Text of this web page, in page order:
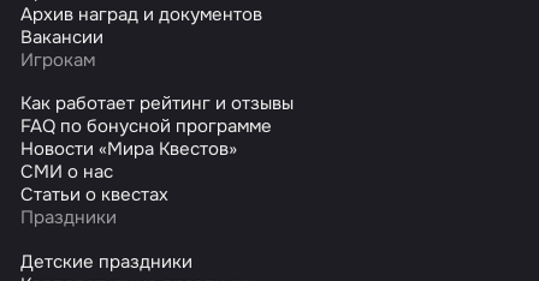
Архив наград и документов
Вакансии
Игрокам
Как работает рейтинг и отзывы
FAQ по бонусной программе
Новости «Мира Квестов»
СМИ о нас
Статьи о квестах
Праздники
Детские праздники